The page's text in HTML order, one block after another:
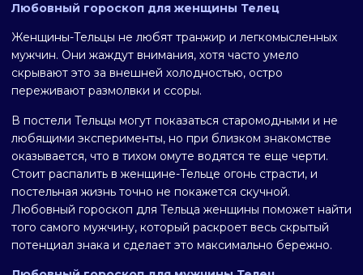
Любовный гороскоп для женщины Телец
Женщины-Тельцы не любят транжир и легкомысленных
мужчин. Они жаждут внимания, хотя часто умело
скрывают это за внешней холодностью, остро
переживают размолвки и ссоры.
В постели Тельцы могут показаться старомодными и не
любящими эксперименты, но при близком знакомстве
оказывается, что в тихом омуте водятся те еще черти.
Стоит распалить в женщине-Тельце огонь страсти, и
постельная жизнь точно не покажется скучной.
Любовный гороскоп для Тельца женщины поможет найти
того самого мужчину, который раскроет весь скрытый
потенциал знака и сделает это максимально бережно.